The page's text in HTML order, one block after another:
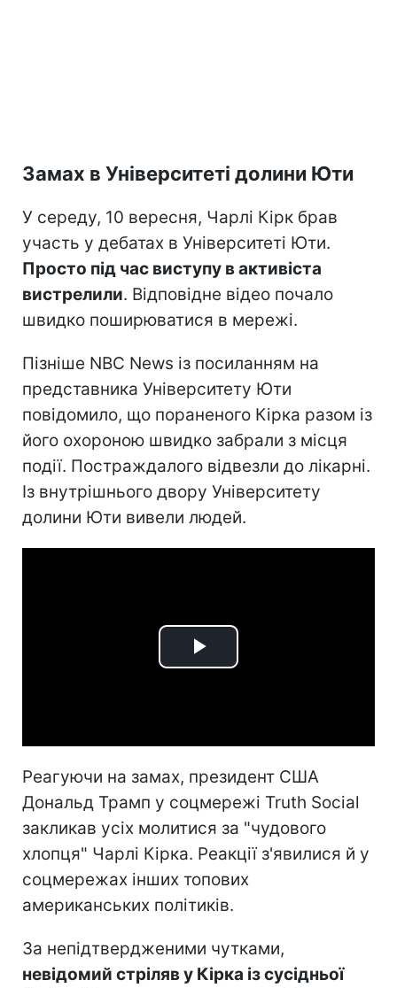
Замах в Університеті долини Юти
У середу, 10 вересня, Чарлі Кірк брав
участь у дебатах в Університеті Юти.
Просто під час виступу в активіста
вистрелили. Відповідне відео почало
швидко поширюватися в мережі.
Пізніше NBC News із посиланням на
представника Університету Юти
повідомило, що пораненого Кірка разом із
його охороною швидко забрали з місця
події. Постраждалого відвезли до лікарні.
Із внутрішнього двору Університету
долини Юти вивели людей.
Play
Реагуючи на замах, президент США
Дональд Трамп у соцмережі Truth Social
закликав усіх молитися за "чудового
хлопця" Чарлі Кірка. Реакції з'явилися й у
соцмережах інших топових
американських політиків.
За непідтвердженими чутками,
невідомий стріляв у Кірка із сусідньої